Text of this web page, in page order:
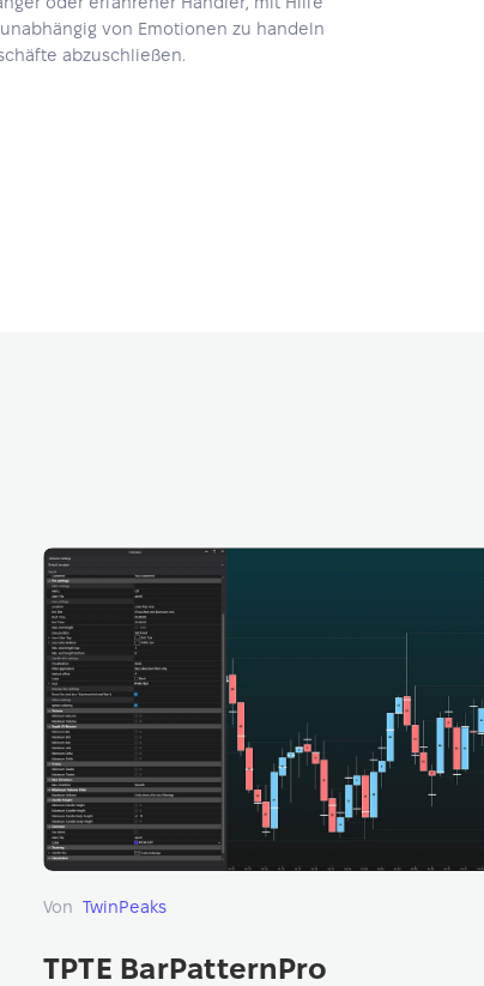
von Emotionen zu handeln
abzuschließen.
Von TwinPeaks
TPTE BarPatternPro